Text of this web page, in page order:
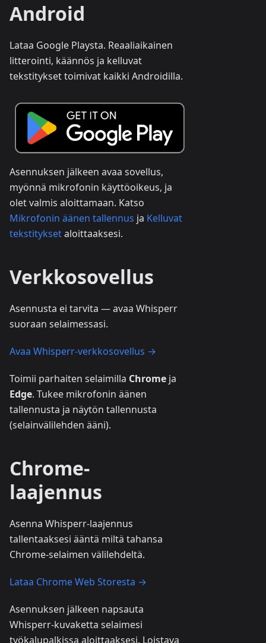
Android
Lataa Google Playsta. Reaaliaikainen
litterointi, käännös ja kelluvat
tekstitykset toimivat kaikki Androidilla.
Asennuksen jälkeen avaa sovellus,
myönnä mikrofonin käyttöoikeus, ja
olet valmis aloittamaan. Katso
Mikrofonin äänen tallennus ja Kelluvat
tekstityksetaloittaaksesi.
Verkkosovellus
Asennusta ei tarvita — avaa Whisperr
suoraan selaimessasi.
Avaa Whisperr-verkkosovellus →
Toimii parhaiten selaimilla Chrome ja
Edge. Tukee mikrofonin äänen
tallennusta ja näytön tallennusta
(selainvälilehden ääni).
Chrome-
laajennus
Asenna Whisperr-laajennus
tallentaaksesi ääntä miltä tahansa
Chrome-selaimen välilehdeltä.
Lataa Chrome Web Storesta →
Asennuksen jälkeen napsauta
Whisperr-kuvaketta selaimesi
työkalupalkissa aloittaaksesi. Loistava